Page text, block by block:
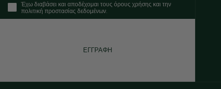
Έχω διαβάσει και αποδέχομαι τους όρους χρήσης και την
πολιτική προστασίας δεδομένων.
ΕΓΓΡΑΦΗ